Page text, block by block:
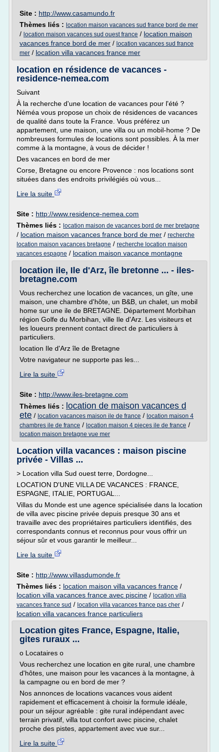
Site : http://www.casamundo.fr
Thèmes liés : location maison vacances sud france bord de mer
/ location maison vacances sud ouest france / location maison
vacances france bord de mer / location vacances sud france
mer / location villa vacances france mer
location en résidence de vacances -
residence-nemea.com
Suivant
À la recherche d'une location de vacances pour l'été ?
Néméa vous propose un choix de résidences de vacances
de qualité dans toute la France. Vous préférez un
appartement, une maison, une villa ou un mobil-home ? De
nombreuses formules de locations sont possibles. À la mer
comme à la montagne, à vous de décider !
Des vacances en bord de mer
Corse, Bretagne ou encore Provence : nos locations sont
situées dans des endroits privilégiés où vous...
Lire la suite
Site : http://www.residence-nemea.com
Thèmes liés : location maison de vacances bord de mer bretagne
/ location maison vacances france bord de mer / recherche
location maison vacances bretagne / recherche location maison
vacances espagne / location maison vacance montagne
location ile, Ile d'Arz, île bretonne ... - iles-
bretagne.com
Vous recherchez une location de vacances, un gîte, une
maison, une chambre d'hôte, un B&B, un chalet, un mobil
home sur une ile de BRETAGNE. Département Morbihan
région Golfe du Morbihan, ville Ile d'Arz. Les visiteurs et
les loueurs prennent contact direct de particuliers à
particuliers.
location Ile d'Arz île de Bretagne
Votre navigateur ne supporte pas les...
Lire la suite
Site : http://www.iles-bretagne.com
Thèmes liés : location de maison vacances d
ete / location vacances maison ile de france / location maison 4
chambres ile de france / location maison 4 pieces ile de france /
location maison bretagne vue mer
Location villa vacances : maison piscine
privée - Villas ...
> Location villa Sud ouest terre, Dordogne...
LOCATION D'UNE VILLA DE VACANCES : FRANCE,
ESPAGNE, ITALIE, PORTUGAL...
Villas du Monde est une agence spécialisée dans la location
de villa avec piscine privée depuis presque 30 ans et
travaille avec des propriétaires particuliers identifiés, des
correspondants connus et reconnus pour vous offrir un
séjour sûr et vous garantir le meilleur...
Lire la suite
Site : http://www.villasdumonde.fr
Thèmes liés : location maison villa vacances france /
location villa vacances france avec piscine / location villa
vacances france sud / location villa vacances france pas cher /
location villa vacances france particuliers
Location gites France, Espagne, Italie,
gites ruraux ...
o Locataires o
Vous recherchez une location en gite rural, une chambre
d'hôtes, une maison pour les vacances à la montagne, à
la campagne ou en bord de mer ?
Nos annonces de locations vacances vous aident
rapidement et efficacement à choisir la formule idéale,
pour un séjour agréable : gite rural indépendant avec
terrain privatif, villa tout confort avec piscine, chalet
proche des pistes, appartement avec vue sur...
Lire la suite